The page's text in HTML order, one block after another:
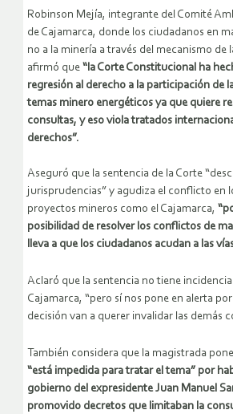
Robinson Mejía, integrante del Comité
de Cajamarca, donde los ciudadanos en
no a la minería a través del mecanismo de
afirmó que “la Corte Constitucional ha
regresión al derecho a la participación de
temas minero energéticos ya que quiere
consultas, y eso viola tratados
derechos”.
Aseguró que la sentencia de la Corte
jurisprudencias” y agudiza el conflicto en
proyectos mineros como el Cajamarca,
posibilidad de resolver los conflictos de
lleva a que los ciudadanos acudan a las
Aclaró que la sentencia no tiene
Cajamarca, “pero sí nos pone en alerta
decisión van a querer invalidar las demás
También considera que la magistrada
“está impedida para tratar el tema” por
gobierno del expresidente Juan Manuel
promovido decretos que limitaban la